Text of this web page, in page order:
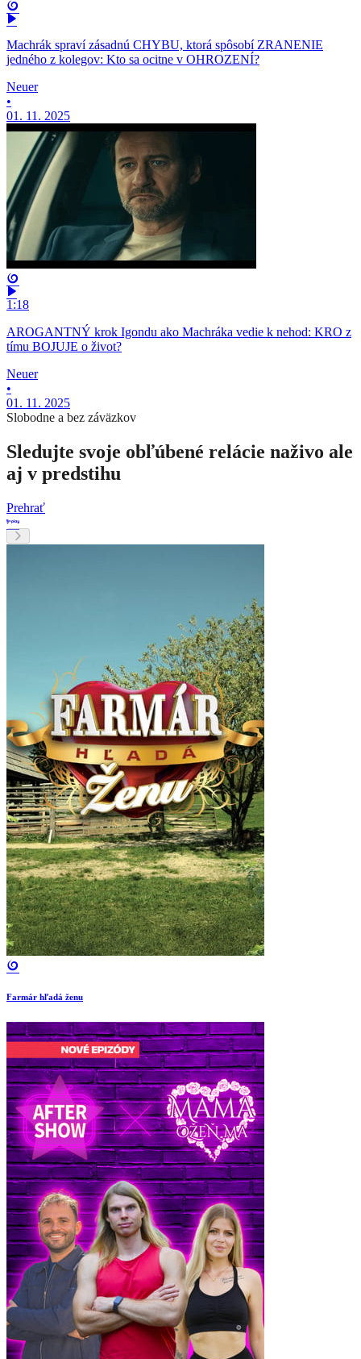
Machrák spraví zásadnú CHYBU, ktorá spôsobí ZRANENIE
jedného z kolegov: Kto sa ocitne v OHROZENÍ?
Neuer
•
01. 11. 2025
1:18
AROGANTNÝ krok Igondu ako Machráka vedie k nehod: KRO z
tímu BOJUJE o život?
Neuer
•
01. 11. 2025
Slobodne a bez záväzkov
Sledujte svoje obľúbené relácie naživo ale
aj v predstihu
Prehrať
Farmár hľadá ženu